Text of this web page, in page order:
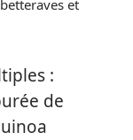
et
:
de